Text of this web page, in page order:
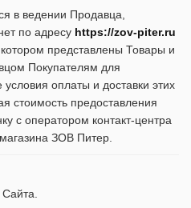
в ведении Продавца,
по адресу https://zov-piter.ru
представлены Товары и
Покупателям для
оплаты и доставки этих
стоимость предоставления
с оператором контакт-центра
ЗОВ Питер.